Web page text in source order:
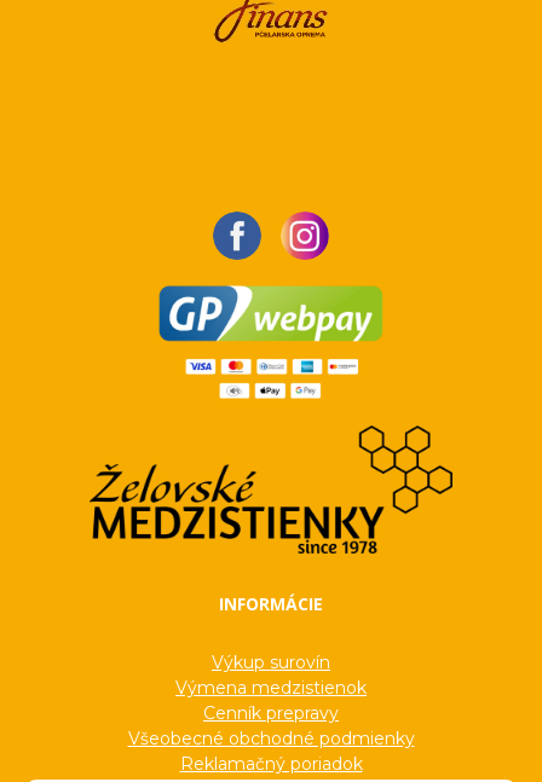
INFORMÁCIE
Výkup surovín
Výmena medzistienok
Cenník prepravy
Všeobecné obchodné podmienky
Reklamačný poriadok